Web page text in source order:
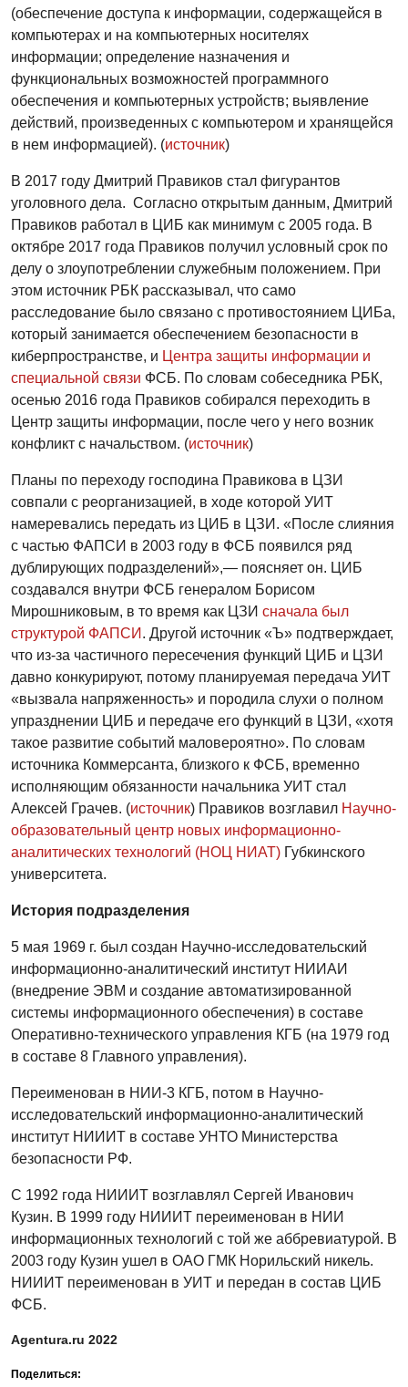
(обеспечение доступа к информации, содержащейся в
компьютерах и на компьютерных носителях
информации; определение назначения и
функциональных возможностей программного
обеспечения и компьютерных устройств; выявление
действий, произведенных с компьютером и хранящейся
в нем информацией). (источник)
В 2017 году Дмитрий Правиков стал фигурантов
уголовного дела. Согласно открытым данным, Дмитрий
Правиков работал в ЦИБ как минимум с 2005 года. В
октябре 2017 года Правиков получил условный срок по
делу о злоупотреблении служебным положением. При
этом источник РБК рассказывал, что само
расследование было связано с противостоянием ЦИБа,
который занимается обеспечением безопасности в
киберпространстве, и Центра защиты информации и
специальной связи ФСБ. По словам собеседника РБК,
осенью 2016 года Правиков собирался переходить в
Центр защиты информации, после чего у него возник
конфликт с начальством. (источник)
Планы по переходу господина Правикова в ЦЗИ
совпали с реорганизацией, в ходе которой УИТ
намеревались передать из ЦИБ в ЦЗИ. «После слияния
с частью ФАПСИ в 2003 году в ФСБ появился ряд
дублирующих подразделений»,— поясняет он. ЦИБ
создавался внутри ФСБ генералом Борисом
Мирошниковым, в то время как ЦЗИ сначала был
структурой ФАПСИ . Другой источник «Ъ» подтверждает,
что из-за частичного пересечения функций ЦИБ и ЦЗИ
давно конкурируют, потому планируемая передача УИТ
«вызвала напряженность» и породила слухи о полном
упразднении ЦИБ и передаче его функций в ЦЗИ, «хотя
такое развитие событий маловероятно». По словам
источника Коммерсанта, близкого к ФСБ, временно
исполняющим обязанности начальника УИТ стал
Алексей Грачев. (источник) Правиков возглавил Научно-
образовательный центр новых информационно-
аналитических технологий (НОЦ НИАТ) Губкинского
университета.
История подразделения
5 мая 1969 г. был создан Научно-исследовательский
информационно-аналитический институт НИИАИ
(внедрение ЭВМ и создание автоматизированной
системы информационного обеспечения) в составе
Оперативно-технического управления КГБ (на 1979 год
в составе 8 Главного управления).
Переименован в НИИ-3 КГБ, потом в Научно-
исследовательский информационно-аналитический
институт НИИИТ в составе УНТО Министерства
безопасности РФ.
С 1992 года НИИИТ возглавлял Сергей Иванович
Кузин. В 1999 году НИИИТ переименован в НИИ
информационных технологий с той же аббревиатурой. В
2003 году Кузин ушел в ОАО ГМК Норильский никель.
НИИИТ переименован в УИТ и передан в состав ЦИБ
ФСБ.
Agentura.ru 2022
Поделиться: